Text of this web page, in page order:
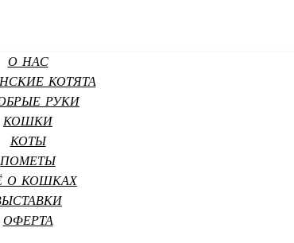
О НАС
КОТЯТА
РУКИ
КОШКИ
КОТЫ
ПОМЕТЫ
О КОШКАХ
ОФЕРТА